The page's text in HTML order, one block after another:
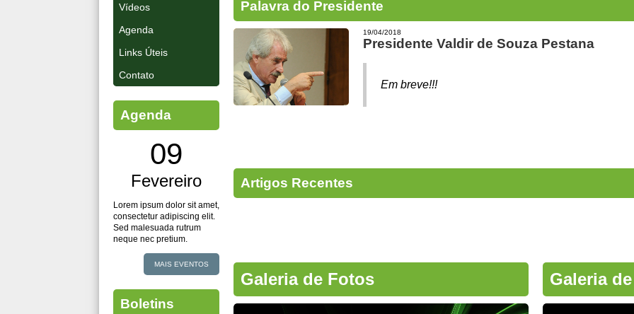
Vídeos
Agenda
Links Úteis
Contato
Agenda
09
Fevereiro
Lorem ipsum dolor sit amet,
consectetur adipiscing elit.
Sed malesuada rutrum
neque nec pretium.
MAIS EVENTOS
Boletins
Palavra do Presidente
19/04/2018
Presidente Valdir de Souza Pestana
Em breve!!!
Artigos Recentes
Galeria de Fotos Galeria